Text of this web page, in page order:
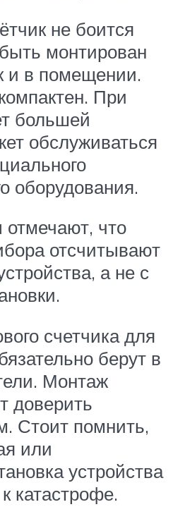
не боится
монтирован
и в помещении.
При
большей
обслуживаться
оборудования.
что
отсчитывают
а не с
счетчика для
берут в
Монтаж
доверить
Стоит помнить,
или
устройства
катастрофе.